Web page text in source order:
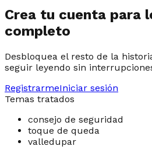
Crea tu cuenta para
completo
Desbloquea el resto de la
seguir leyendo sin
RegistrarmeIniciar sesión
Temas tratados
consejo de seguridad
toque de queda
valledupar